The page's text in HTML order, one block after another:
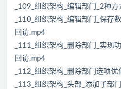
_109_组织架构_编辑部门_2种
_110_组织架构_编辑部门_保存
回访.mp4
_111_组织架构_删除部门_实现
回访.mp4
_112_组织架构_删除部门选项优
_113_组织架构_头部_添加子部